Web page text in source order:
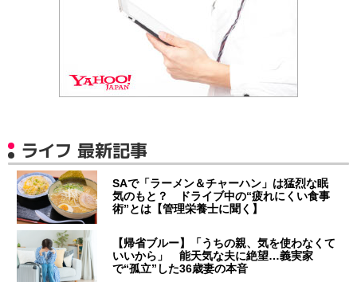
ライフ 最新記事
SAで「ラーメン＆チャーハン」は猛烈な眠
気のもと？ ドライブ中の“疲れにくい食事
術”とは【管理栄養士に聞く】
【帰省ブルー】「うちの親、気を使わなくて
いいから」 能天気な夫に絶望…義実家
で“孤立”した36歳妻の本音